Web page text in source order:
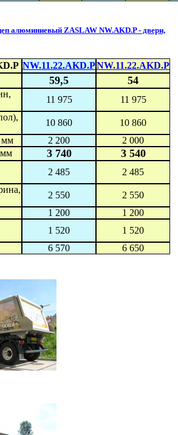
алюминиевый ZASLAW NW.AKD.P - двери,
NW.11.22.AKD.PNW.11.22.AKD.P
59,5 54
11 975
11 975
10 860
10 860
мм
2 200
2 000
3 740 3 540
2 485
2 485
2 550
2 550
1 200
1 200
1 520
1 520
6 570 6 650